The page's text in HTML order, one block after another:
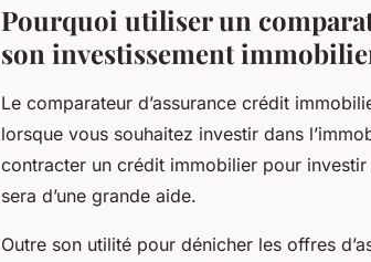
Pourquoi utiliser un
son investissement
Le comparateur d’assurance crédit
lorsque vous souhaitez investir dans
contracter un crédit immobilier pour
sera d’une grande aide.
Outre son utilité pour dénicher les offres